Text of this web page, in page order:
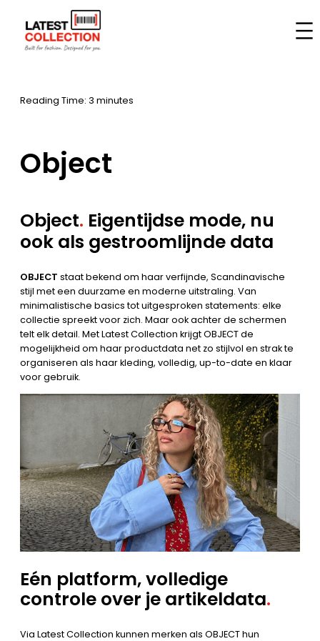
content
Home –Brands–
Reading Time: 3 minutes
Object
Object. Eigentijdse mode, nu
ook als gestroomlijnde data
OBJECT staat bekend om haar verfijnde, Scandinavische
stijl met een duurzame en moderne uitstraling. Van
minimalistische basics tot uitgesproken statements: elke
collectie spreekt voor zich. Maar ook achter de schermen
telt elk detail. Met Latest Collection krijgt OBJECT de
mogelijkheid om haar productdata net zo stijlvol en strak te
organiseren als haar kleding, volledig, up-to-date en klaar
voor gebruik.
Eén platform, volledige
controle over je artikeldata.
Via Latest Collection kunnen merken als OBJECT hun